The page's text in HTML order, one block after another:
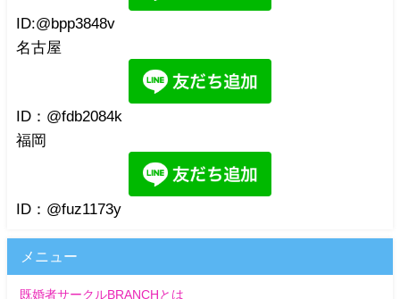
ID:@bpp3848v
名古屋
ID：@fdb2084k
福岡
ID：@fuz1173y
メニュー
既婚者サークルBRANCHとは